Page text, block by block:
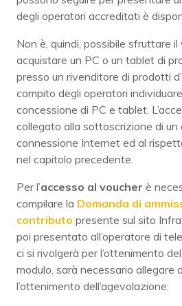
degli operatori accreditati è
Non è, quindi, possibile sfruttare
acquistare un PC o un tablet di
presso un rivenditore di prodotti
compito degli operatori
concessione di PC e tablet.
collegato alla sottoscrizione di
connessione Internet ed al
nel capitolo precedente.
Per l’accesso al voucher è
compilare la Domanda di
contributo presente sul sito
poi presentato all’operatore di
ci si rivolgerà per l’ottenimento
modulo, sarà necessario allegare
l’ottenimento dell’agevolazione: